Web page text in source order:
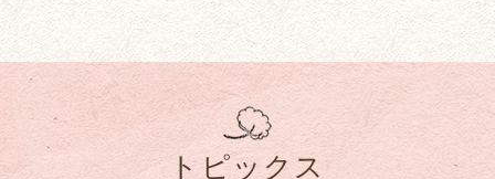
トピックス